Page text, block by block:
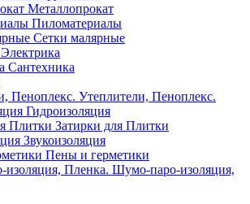
Металлопрокат
Пиломатериалы
Сетки малярные
Электрика
Сантехника
Утеплители, Пеноплекс.
Гидроизоляция
Затирки для Плитки
Звукоизоляция
Пены и герметики
Шумо-паро-изоляция,